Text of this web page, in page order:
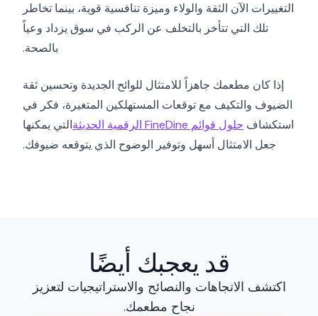
التغييرات الآن الثقة والولاء وميزة تنافسية قوية، بينما تخاطر
تلك التي تتأخر بالتخلف عن الركب في سوق يزداد وعياً
بالصحة.
إذا كان مطعمك جاهزاً للامتثال للوائح الجديدة وتحسين ثقة
الضيوف والتكيف مع توقعات المستهلكين المتغيرة، فكر في
استكشاف حلول قوائم FineDine الرقمية الحديثة
التي يمكنها
جعل الامتثال أسهل وتوفير الوضوح الذي يتوقعه ضيوفك.
قد يعجبك أيضًا
اكتشف الاتجاهات والنصائح والاستراتيجيات لتعزيز
نجاح مطعمك.